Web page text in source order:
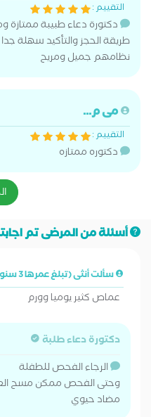
التقييم :
دكتورة دعاء طبيبة ممتازة
طريقة الحجز والتأكيد سهلة
نظامهم جميل ومريح
مى م...
التقييم :
دكتوره ممتازه
أسئلة من المرضى تم
سألت أنثى (تبلغ عمرها 3 سنوات)
عماص كثير يوميا وورم
دكتورة دعاء طلبة
الرجاء الفحص للطفلة
وحتى الفحص ممكن مسح
مضاد حيوي